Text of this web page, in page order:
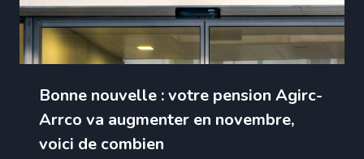
Bonne nouvelle : votre pension Agirc-
Arrco va augmenter en novembre,
voici de combien